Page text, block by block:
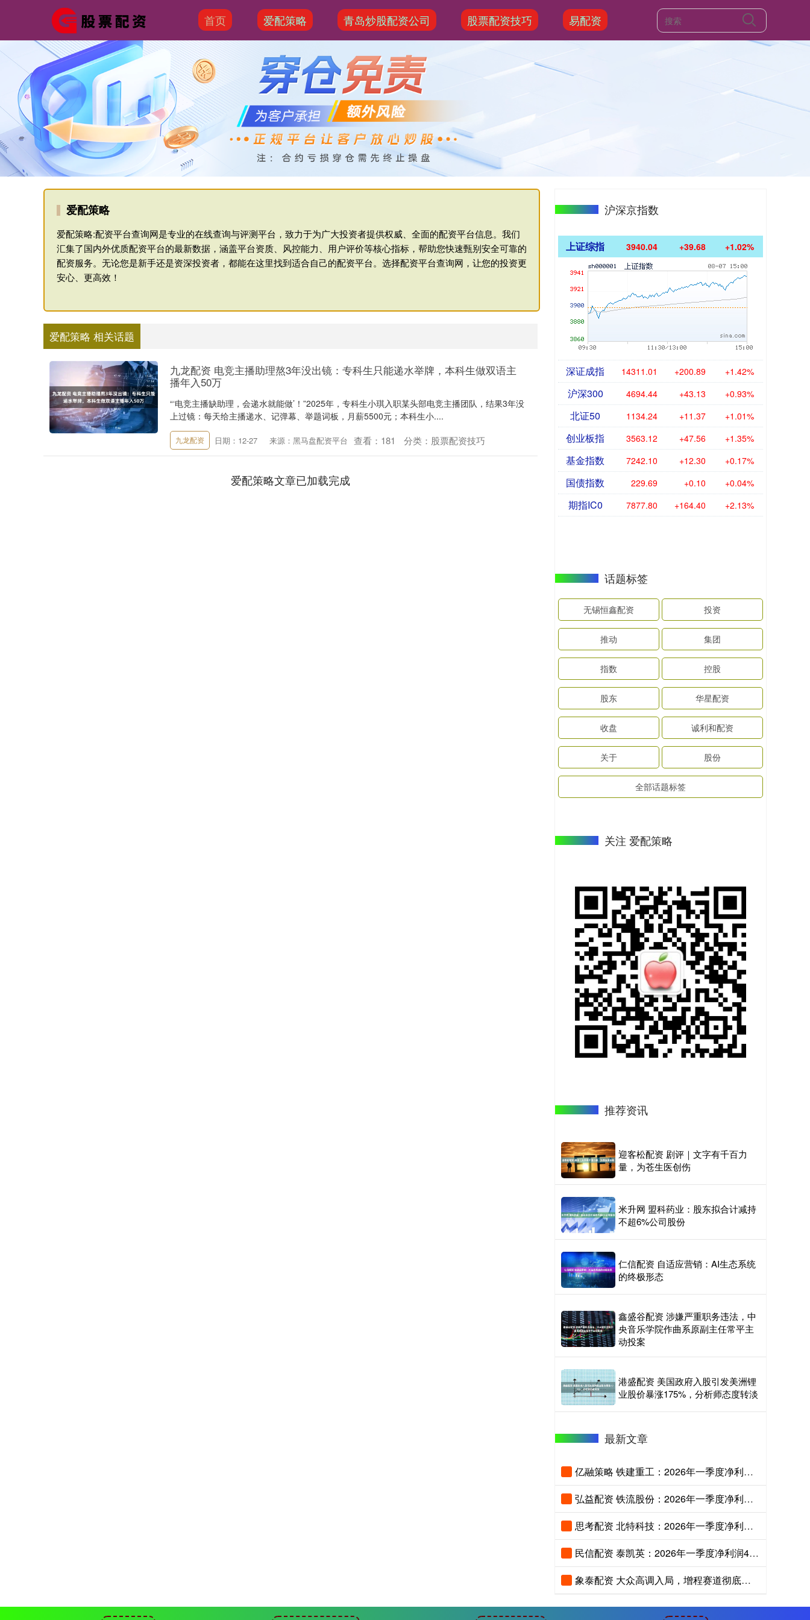
首页 爱配策略 青岛炒股配资公司 股票配资技巧 易配资
爱配策略
爱配策略:配资平台查询网是专业的在线查询与评测平台，致力于为广大投资者提供权威、全面的配资平台信息。我们
汇集了国内外优质配资平台的最新数据，涵盖平台资质、风控能力、用户评价等核心指标，帮助您快速甄别安全可靠的
配资服务。无论您是新手还是资深投资者，都能在这里找到适合自己的配资平台。选择配资平台查询网，让您的投资更
安心、更高效！
爱配策略 相关话题
九龙配资 电竞主播助理熬3年没出镜：专科生只能递水举牌，本科生做双语主
播年入50万
“‘电竞主播缺助理，会递水就能做’！”2025年，专科生小琪入职某头部电竞主播团队，结果3年没
上过镜：每天给主播递水、记弹幕、举题词板，月薪5500元；本科生小....
九龙配资 日期：12-27 来源：黑马盘配资平台 查看： 181 分类： 股票配资技巧
爱配策略文章已加载完成
沪深京指数
上证综指 3940.04 +39.68 +1.02%
深证成指 14311.01 +200.89 +1.42%
沪深300 4694.44 +43.13 +0.93%
北证50 1134.24 +11.37 +1.01%
创业板指 3563.12 +47.56 +1.35%
基金指数 7242.10 +12.30 +0.17%
国债指数 229.69 +0.10 +0.04%
期指IC0 7877.80 +164.40 +2.13%
话题标签
无锡恒鑫配资 投资
推动 集团
指数 控股
股东 华星配资
收盘 诚利和配资
关于 股份
全部话题标签
关注 爱配策略
推荐资讯
迎客松配资 剧评｜文字有千百力
量，为苍生医创伤
米升网 盟科药业：股东拟合计减持
不超6%公司股份
仁信配资 自适应营销：AI生态系统
的终极形态
鑫盛谷配资 涉嫌严重职务违法，中
央音乐学院作曲系原副主任常平主
动投案
港盛配资 美国政府入股引发美洲锂
业股价暴涨175%，分析师态度转淡
最新文章
亿融策略 铁建重工：2026年一季度净利润2.48亿元
弘益配资 铁流股份：2026年一季度净利润2964.62万元 同比增长11.56%
思考配资 北特科技：2026年一季度净利润2717.81万元 同比增长17.86%
民信配资 泰凯英：2026年一季度净利润4097.78万元 同比增长22.23%
象泰配资 大众高调入局，增程赛道彻底火了？